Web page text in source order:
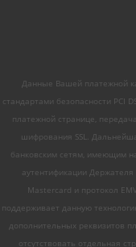
Данные Вашей платежной
стандартами безопасности PCI
платежной странице,
шифрования SSL.
банковским сетям, имеющим
аутентификации Держателя
Mastercard и протокол
поддерживает данную
дополнительных реквизитов
отсутствовать отдельная